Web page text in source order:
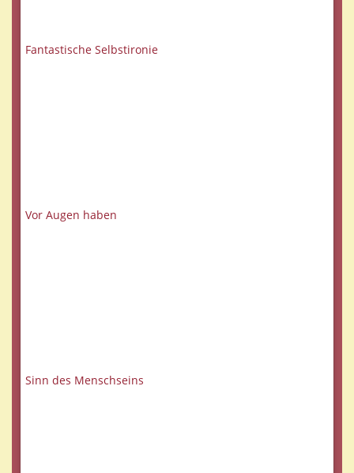
Fantastische Selbstironie
Vor Augen haben
Sinn des Menschseins